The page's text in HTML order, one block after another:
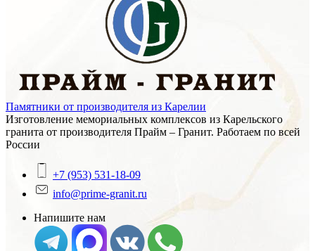
Памятники от производителя из Карелии
Изготовление мемориальных комплексов из Карельского
гранита от производителя Прайм – Гранит. Работаем по всей
России
+7 (953) 531-18-09
info@prime-granit.ru
Напишите нам